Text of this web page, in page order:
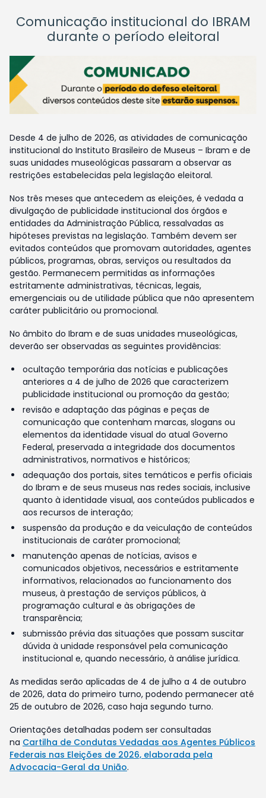
Comunicação institucional do IBRAM
durante o período eleitoral
Desde 4 de julho de 2026, as atividades de comunicação
institucional do Instituto Brasileiro de Museus – Ibram e de
suas unidades museológicas passaram a observar as
restrições estabelecidas pela legislação eleitoral.
Nos três meses que antecedem as eleições, é vedada a
divulgação de publicidade institucional dos órgãos e
entidades da Administração Pública, ressalvadas as
hipóteses previstas na legislação. Também devem ser
evitados conteúdos que promovam autoridades, agentes
públicos, programas, obras, serviços ou resultados da
gestão. Permanecem permitidas as informações
estritamente administrativas, técnicas, legais,
emergenciais ou de utilidade pública que não apresentem
caráter publicitário ou promocional.
No âmbito do Ibram e de suas unidades museológicas,
deverão ser observadas as seguintes providências:
ocultação temporária das notícias e publicações
anteriores a 4 de julho de 2026 que caracterizem
publicidade institucional ou promoção da gestão;
revisão e adaptação das páginas e peças de
comunicação que contenham marcas, slogans ou
elementos da identidade visual do atual Governo
Federal, preservada a integridade dos documentos
administrativos, normativos e históricos;
adequação dos portais, sites temáticos e perfis oficiais
do Ibram e de seus museus nas redes sociais, inclusive
quanto à identidade visual, aos conteúdos publicados e
aos recursos de interação;
suspensão da produção e da veiculação de conteúdos
institucionais de caráter promocional;
manutenção apenas de notícias, avisos e
comunicados objetivos, necessários e estritamente
informativos, relacionados ao funcionamento dos
museus, à prestação de serviços públicos, à
programação cultural e às obrigações de
transparência;
submissão prévia das situações que possam suscitar
dúvida à unidade responsável pela comunicação
institucional e, quando necessário, à análise jurídica.
As medidas serão aplicadas de 4 de julho a 4 de outubro
de 2026, data do primeiro turno, podendo permanecer até
25 de outubro de 2026, caso haja segundo turno.
Orientações detalhadas podem ser consultadas
na Cartilha de Condutas Vedadas aos Agentes Públicos
Federais nas Eleições de 2026, elaborada pela
Advocacia-Geral da União.